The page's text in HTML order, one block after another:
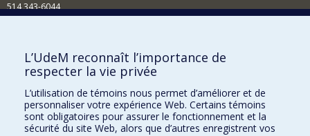
514 343-6044
Comment soutenir l'École?
BESOIN D'AIDE?
Plan du site
Signaler une erreur
Accessibilité
L’UdeM reconnaît l’importance de
respecter la vie privée
L’utilisation de témoins nous permet d’améliorer et de
personnaliser votre expérience Web. Certains témoins
sont obligatoires pour assurer le fonctionnement et la
sécurité du site Web, alors que d’autres enregistrent vos